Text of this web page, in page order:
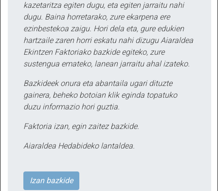
kazetaritza egiten dugu, eta egiten jarraitu nahi
dugu. Baina horretarako, zure ekarpena ere
ezinbestekoa zaigu. Hori dela eta, gure edukien
hartzaile zaren horri eskatu nahi dizugu Aiaraldea
Ekintzen Faktoriako bazkide egiteko, zure
sustengua emateko, lanean jarraitu ahal izateko.
Bazkideek onura eta abantaila ugari dituzte
gainera, beheko botoian klik eginda topatuko
duzu informazio hori guztia.
Faktoria izan, egin zaitez bazkide.
Aiaraldea Hedabideko lantaldea.
Izan bazkide